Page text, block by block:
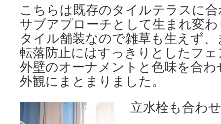
こちらは既存のタイルテラスに
サブアプローチとして生まれ変
タイル舗装なので雑草も生えず
転落防止にはすっきりとしたフ
外壁のオーナメントと色味を合
外観にまとまりました。
立水栓も合わ